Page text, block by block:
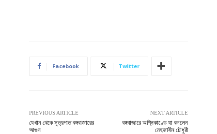
Facebook Twitter
PREVIOUS ARTICLE
যেখান থেকে সূত্রপাত বঙ্গবাজারের
আগুন
NEXT ARTICLE
বঙ্গবাজারে অগ্নিকাণ্ডে যা বললেন
মেহজাবীন চৌধুরী